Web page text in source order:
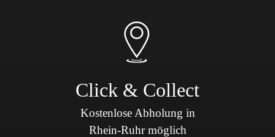
Click & Collect
Kostenlose Abholung in
Rhein-Ruhr möglich